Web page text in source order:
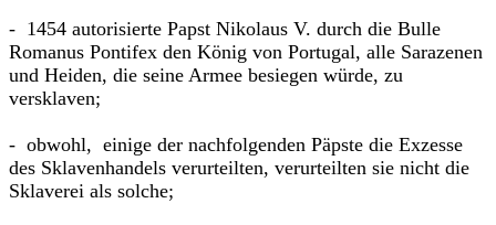
- 1454 autorisierte Papst Nikolaus V. durch die Bulle
Romanus Pontifex den König von Portugal, alle Sarazenen
und Heiden, die seine Armee besiegen würde, zu
versklaven;
- obwohl, einige der nachfolgenden Päpste die Exzesse
des Sklavenhandels verurteilten, verurteilten sie nicht die
Sklaverei als solche;